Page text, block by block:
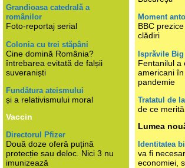
Grandioasa catedrală a
românilor
Foto-reportaj serial
Colonia cu trei stăpâni
Cine domină România?
întrebarea evitată de falșii
suveraniști
Fundătura ateismului
și a relativismului moral
Vaccin
Directorul Pfizer
Două doze oferă puțină
protecție sau deloc. Nici 3 nu
imunizează
Moment
BBC
clădiri
Isprăvile
Fentanilul a
americani
pandemie
Tratatul de
de ce
Lumea
Identitatea
va fi
economiei,